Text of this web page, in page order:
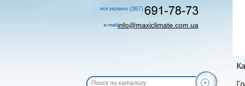
info@maxiclimate.com.ua